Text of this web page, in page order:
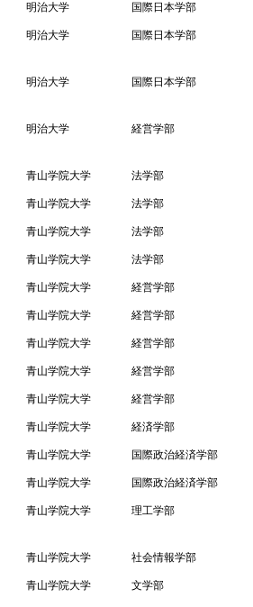
明治大学 国際日本学部
明治大学 国際日本学部
明治大学 国際日本学部
明治大学 経営学部
青山学院大学 法学部
青山学院大学 法学部
青山学院大学 法学部
青山学院大学 法学部
青山学院大学 経営学部
青山学院大学 経営学部
青山学院大学 経営学部
青山学院大学 経営学部
青山学院大学 経営学部
青山学院大学 経済学部
青山学院大学 国際政治経済学部
青山学院大学 国際政治経済学部
青山学院大学 理工学部
青山学院大学 社会情報学部
青山学院大学 文学部